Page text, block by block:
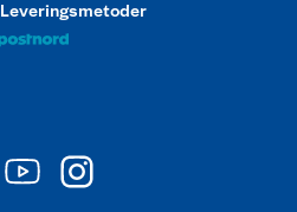
Leveringsmetoder